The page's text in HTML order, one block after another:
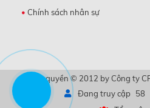
Chính sách nhân sự
Bản quyền © 2012 by Công ty
Đang truy cập 58